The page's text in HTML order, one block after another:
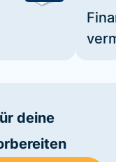
deine